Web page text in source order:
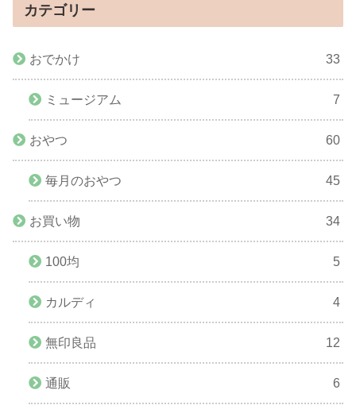
カテゴリー
おでかけ 33
ミュージアム 7
おやつ 60
毎月のおやつ 45
お買い物 34
100均 5
カルディ 4
無印良品 12
通販 6